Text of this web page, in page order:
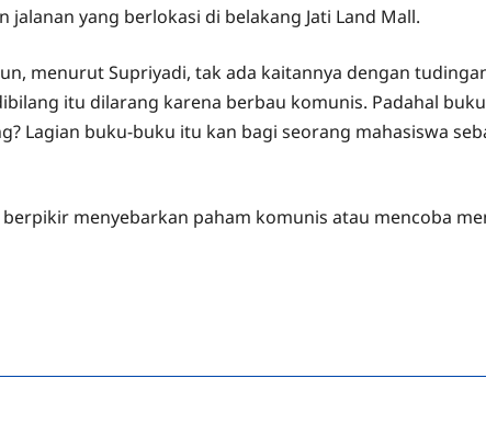
yang berlokasi di belakang Jati Land Mall.
menurut Supriyadi, tak ada kaitannya dengan
itu dilarang karena berbau komunis. Padahal
Lagian buku-buku itu kan bagi seorang mahasiswa
menyebarkan paham komunis atau mencoba